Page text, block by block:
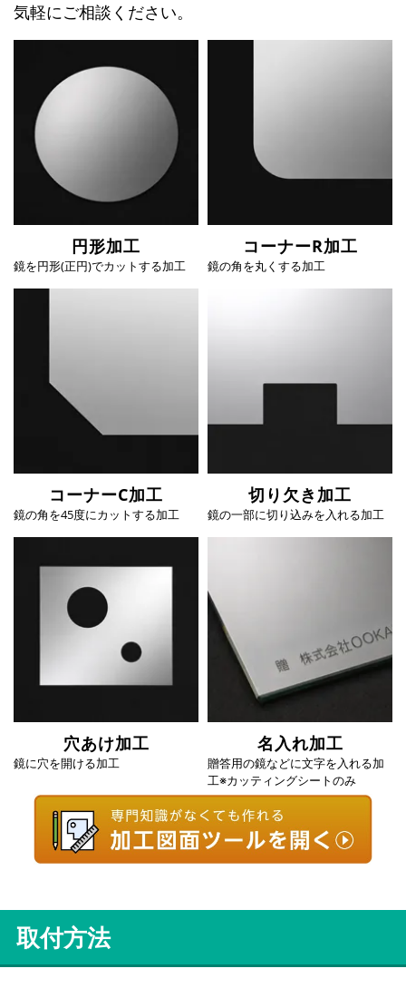
気軽にご相談ください。
円形加工
鏡を円形(正円)でカットする加工
コーナーR加工
鏡の角を丸くする加工
コーナーC加工
鏡の角を45度にカットする加工
切り欠き加工
鏡の一部に切り込みを入れる加工
穴あけ加工
鏡に穴を開ける加工
名入れ加工
贈答用の鏡などに文字を入れる加
工※カッティングシートのみ
取付方法